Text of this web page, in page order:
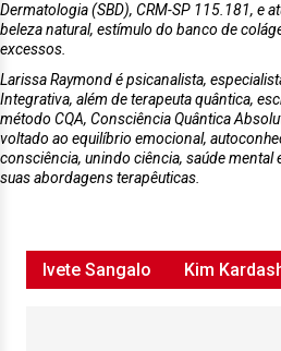
Dermatologia (SBD), CRM-SP 115.181, e
beleza natural, estímulo do banco de
excessos.
Larissa Raymondé psicanalista,
Integrativa, além de terapeuta quântica,
método CQA, Consciência Quântica
voltado ao equilíbrio emocional,
consciência, unindo ciência, saúde mental
suas abordagens terapêuticas.
Ivete Sangalo Kim